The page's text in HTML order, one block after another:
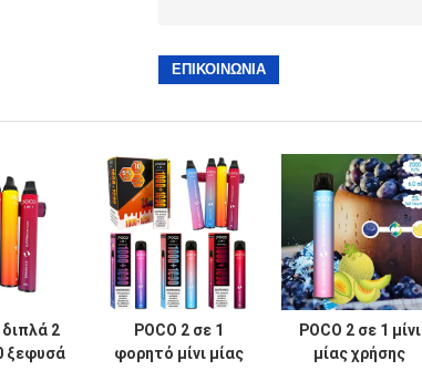
2
ξεφυσά
POCO 2 σε 1
φορητό μίνι μίας
POCO 2 σε 1 μίνι
μίας χρήσης